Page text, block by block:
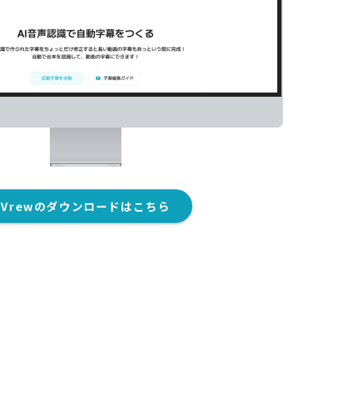
Vrewのダウンロードはこちら